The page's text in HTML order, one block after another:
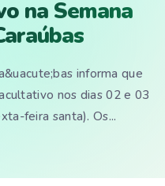
na Semana
informa que
nos dias 02 e 03
feira santa). Os...